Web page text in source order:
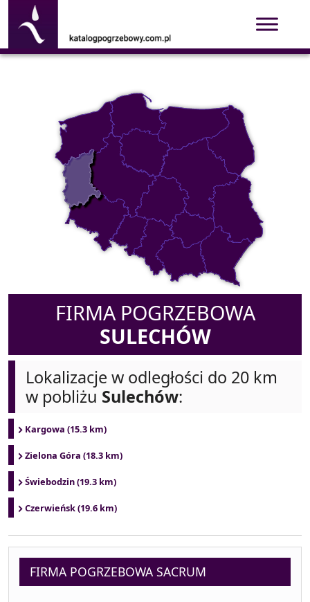
FIRMA POGRZEBOWA
SULECHÓW
Lokalizacje w odległości do 20 km
w pobliżu Sulechów:
Kargowa (15.3 km)
Zielona Góra (18.3 km)
Świebodzin (19.3 km)
Czerwieńsk (19.6 km)
FIRMA POGRZEBOWA SACRUM